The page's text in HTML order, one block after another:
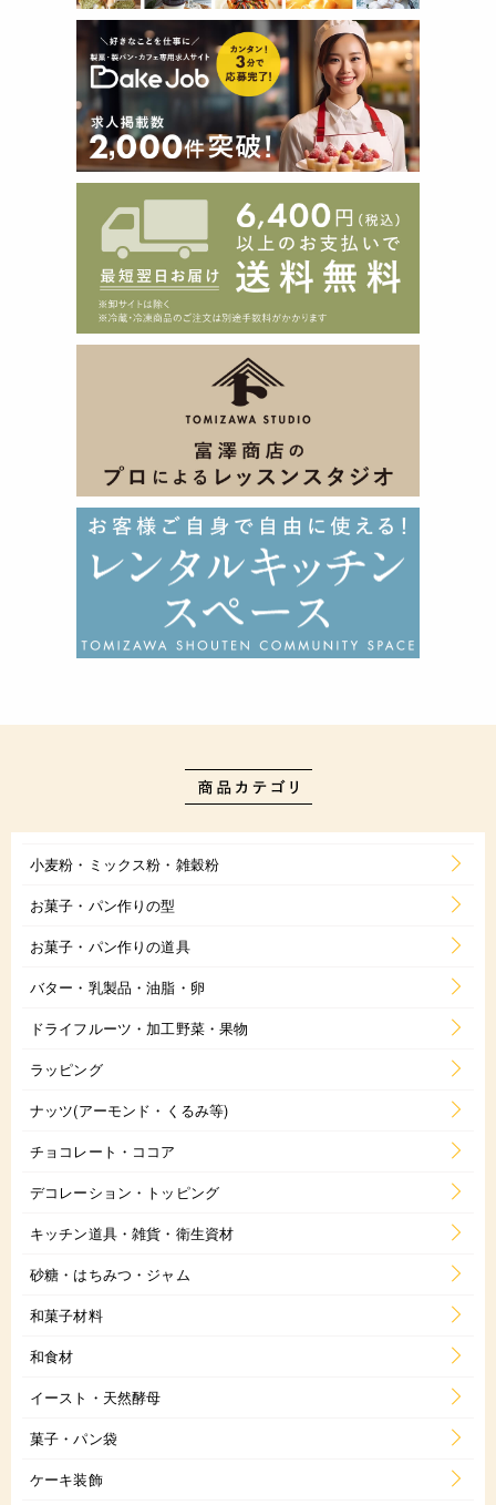
小麦粉・ミックス粉・雑穀粉
お菓子・パン作りの型
お菓子・パン作りの道具
バター・乳製品・油脂・卵
ドライフルーツ・加工野菜・果物
ラッピング
ナッツ(アーモンド・くるみ等)
チョコレート・ココア
デコレーション・トッピング
キッチン道具・雑貨・衛生資材
砂糖・はちみつ・ジャム
和菓子材料
和食材
イースト・天然酵母
菓子・パン袋
ケーキ装飾